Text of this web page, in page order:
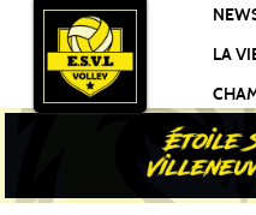
LA
Panneau de gestion des cookies